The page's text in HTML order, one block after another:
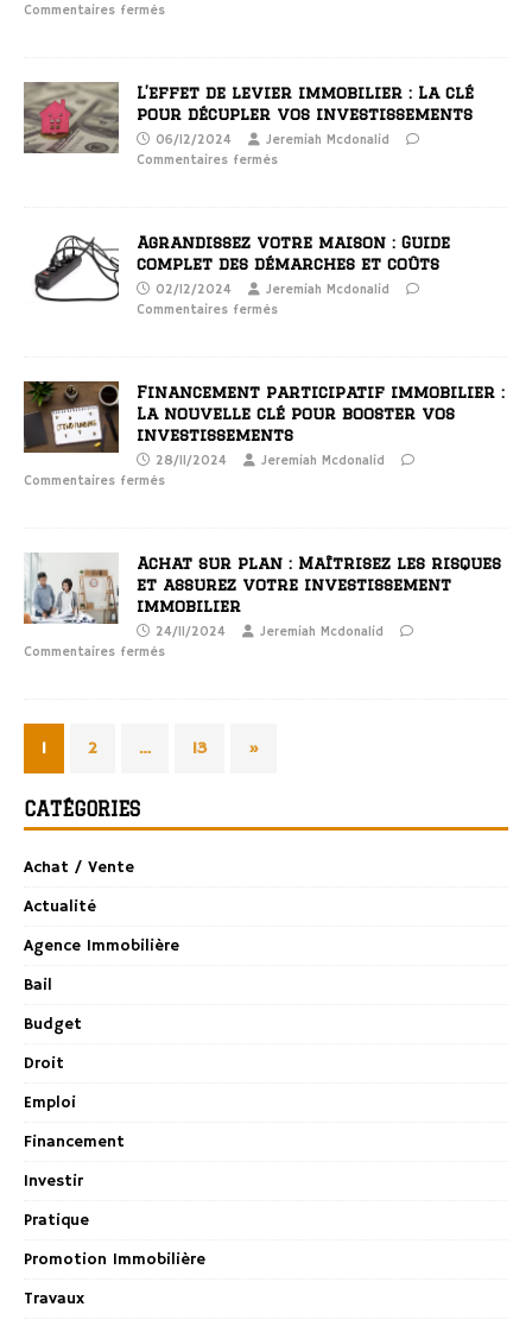
Commentaires fermés
L’effet de levier immobilier : La clé
pour décupler vos investissements
06/12/2024
Jeremiah Mcdonalid
Commentaires fermés
Agrandissez votre maison : Guide
complet des démarches et coûts
02/12/2024
Jeremiah Mcdonalid
Commentaires fermés
Financement participatif immobilier :
La nouvelle clé pour booster vos
investissements
28/11/2024
Jeremiah Mcdonalid
Commentaires fermés
Achat sur plan : Maîtrisez les risques
et assurez votre investissement
immobilier
24/11/2024
Jeremiah Mcdonalid
Commentaires fermés
1 2 … 13 »
CATÉGORIES
Achat / Vente
Actualité
Agence Immobilière
Bail
Budget
Droit
Emploi
Financement
Investir
Pratique
Promotion Immobilière
Travaux